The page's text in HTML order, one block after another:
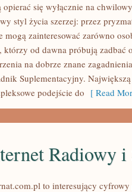
opierać się wyłącznie na
styl życia szerzej: przez
mogą zainteresować zarówno
którzy od dawna próbują zadbać
na dobrze znane
Suplementacyjny.
podejście do [ Read
Radiowy
to interesujący